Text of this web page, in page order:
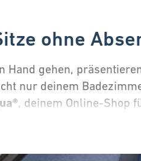
ohne
Hand gehen,
nur deinem
, deinem Online-Shop